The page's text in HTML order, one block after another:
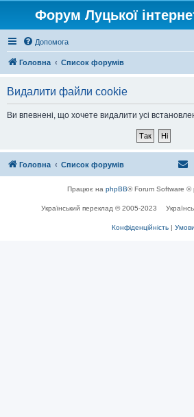
Форум Луцької
Допомога
Головна Список форумів
Видалити файли cookie
Ви впевнені, що хочете видалити усі
Головна Список форумів
Працює на phpBB® Forum Software ©
Український переклад © 2005-2023
Конфіденційність | Умови